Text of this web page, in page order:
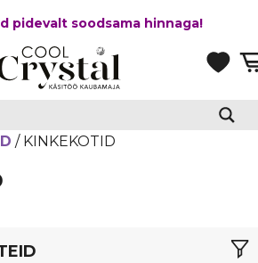
pidevalt soodsama hinnaga!
/ KINKEKOTID